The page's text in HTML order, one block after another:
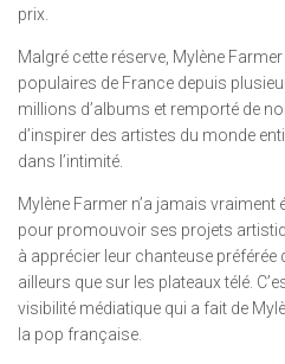
prix.
Malgré cette réserve, Mylène
populaires de France depuis
millions d’albums et remporté de
d’inspirer des artistes du monde
dans l’intimité.
Mylène Farmer n’a jamais
pour promouvoir ses projets
à apprécier leur chanteuse préférée
ailleurs que sur les plateaux télé.
visibilité médiatique qui a fait de
la pop française.